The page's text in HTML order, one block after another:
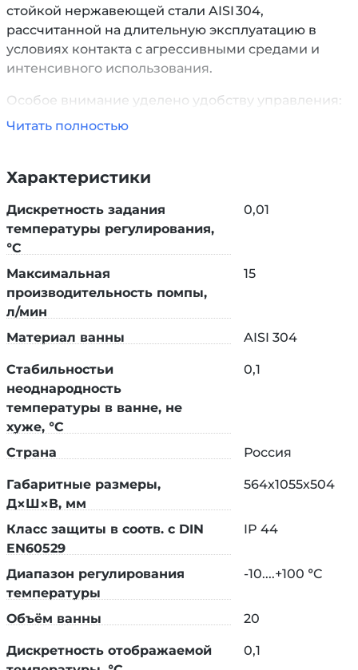
стойкой нержавеющей стали AISI 304,
рассчитанной на длительную эксплуатацию в
условиях контакта с агрессивными средами и
интенсивного использования.
Особое внимание уделено удобству управления:
сенсорный экран (тачскрин) отображает текущие
использовать криостат в помещениях с
и вес упрощают его установку в ограниченных
пространствах.
Высокое качество сборки и использование
оптимальным выбором для лабораторий и
стабильность температурных режимов.
*ОПЦИЯ:Рабочая температура +200°С. только в
режиме термостата.
*ОПЦИЯ: датчик PT 1000, для непосредственного
контроля температуры термостатируемого
образца.
Габариты горловины:
Технические характеристики:
нержавеющей стали AISI 304;
Класс защиты IP44 (DIN EN60529). Подходит
для использования в условиях повышенной
Минимальная дискретность регулировки в
Читать полностью
Характеристики
Дискретность задания
температуры регулирования,
°C
0,01
Максимальная
производительность помпы,
л/мин
15
Материал ванны AISI 304
Стабильностьи
неоднародность
температуры в ванне, не
хуже, °C
0,1
Страна Россия
Габаритные размеры,
Д×Ш×В, мм
564х1055х504
Класс защиты в соотв. с DIN
EN60529
IP 44
Диапазон регулирования
температуры
-10....+100 °C
Объём ванны 20
Дискретность отображаемой
0,1